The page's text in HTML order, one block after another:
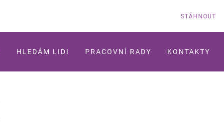
STÁHNOUT
HLEDÁM LIDI PRACOVNÍ RADY KONTAKTY